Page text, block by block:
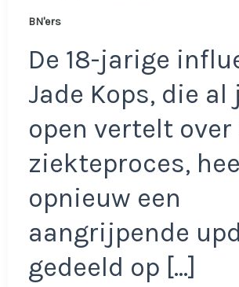
BN'ers
De 18-jarige
Jade Kops, die al
open vertelt over
ziekteproces,
opnieuw een
aangrijpende
gedeeld op […]